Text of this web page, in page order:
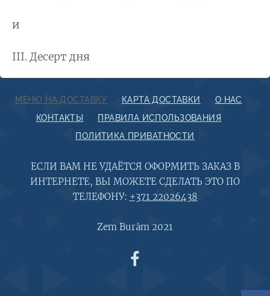
и
III. Десерт дня
МЕНЮ НА ДОСТАВКУ КАРТА ДОСТАВКИ
О НАС
КОНТАКТЫ
ПРАВИЛА ИСПОЛЬЗОВАНИЯ
ПОЛИТИКА ПРИВАТНОСТИ
ЕСЛИ ВАМ НЕ УДАЁТСЯ ОФОРМИТЬ ЗАКАЗ В
ИНТЕРНЕТЕ, ВЫ МОЖЕТЕ СДЕЛАТЬ ЭТО ПО
ТЕЛЕФОНУ: +371 22026438
Zem Burām 2021